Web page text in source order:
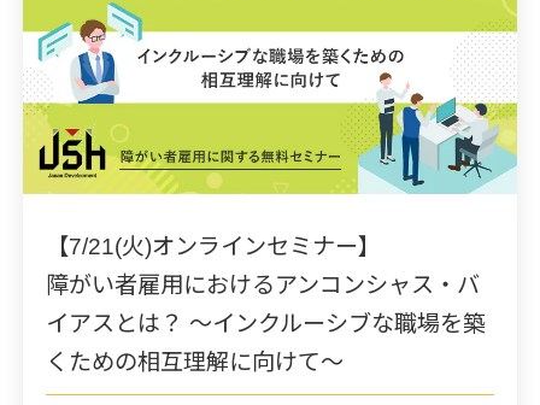
【7/21(火)オンラインセミナー】
障がい者雇用におけるアンコンシャス・バ
イアスとは？ ～インクルーシブな職場を築
くための相互理解に向けて～